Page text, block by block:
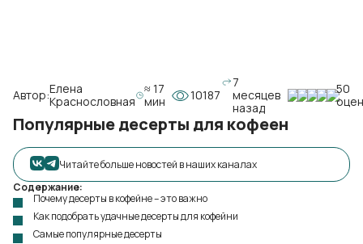
Автор:Елена
Краснословная
≈ 17
мин
10187
7
месяцев
назад
50
Популярные десерты для кофеен
Читайте больше новостей в наших каналах
Содержание:
Почему десерты в кофейне – это важно
Как подобрать удачные десерты для кофейни
Самые популярные десерты